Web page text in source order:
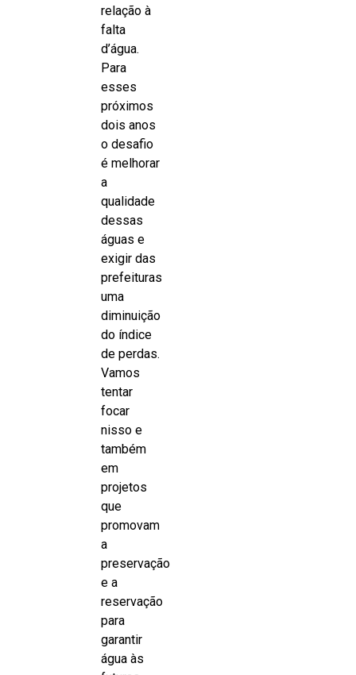
relação à
falta
d’água.
Para
esses
próximos
dois anos
o desafio
é melhorar
a
qualidade
dessas
águas e
exigir das
prefeituras
uma
diminuição
do índice
de perdas.
Vamos
tentar
focar
nisso e
também
em
projetos
que
promovam
a
preservação
e a
reservação
para
garantir
água às